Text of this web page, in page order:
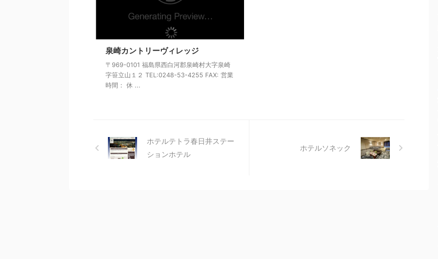
泉崎カントリーヴィレッジ
〒969-0101 福島県西白河郡泉崎村大字泉崎
字笹立山１２ TEL:0248-53-4255 FAX: 営業
時間： 休 ...
ホテルテトラ春日井ステー
ションホテル
ホテルソネック